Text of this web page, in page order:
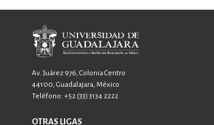
Av. Juárez 976, Colonia Centro
44100, Guadalajara, México
Teléfono: +52 (33) 3134 2222
OTRAS LIGAS